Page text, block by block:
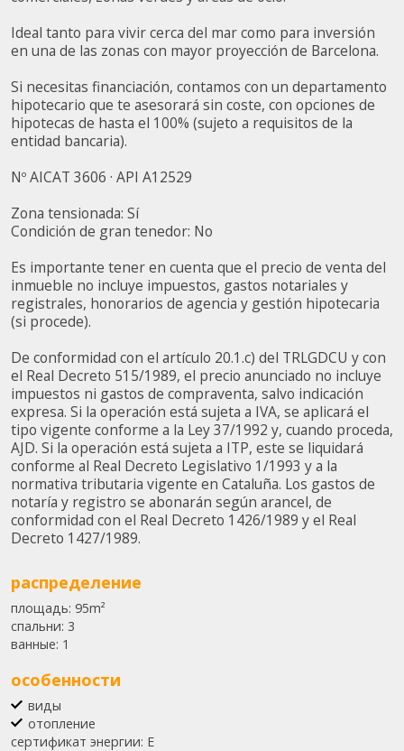
Ideal tanto para vivir cerca del mar como para inversión
en una de las zonas con mayor proyección de Barcelona.
Si necesitas financiación, contamos con un departamento
hipotecario que te asesorará sin coste, con opciones de
hipotecas de hasta el 100% (sujeto a requisitos de la
entidad bancaria).
Nº AICAT 3606 · API A12529
Zona tensionada: Sí
Condición de gran tenedor: No
Es importante tener en cuenta que el precio de venta del
inmueble no incluye impuestos, gastos notariales y
registrales, honorarios de agencia y gestión hipotecaria
(si procede).
De conformidad con el artículo 20.1.c) del TRLGDCU y con
el Real Decreto 515/1989, el precio anunciado no incluye
impuestos ni gastos de compraventa, salvo indicación
expresa. Si la operación está sujeta a IVA, se aplicará el
tipo vigente conforme a la Ley 37/1992 y, cuando proceda,
AJD. Si la operación está sujeta a ITP, este se liquidará
conforme al Real Decreto Legislativo 1/1993 y a la
normativa tributaria vigente en Cataluña. Los gastos de
notaría y registro se abonarán según arancel, de
conformidad con el Real Decreto 1426/1989 y el Real
Decreto 1427/1989.
распределение
площадь: 95m²
спальни: 3
ванные: 1
особенности
виды
отопление
сертификат энергии: E
Маркетинг и реклама
Эти файлы cookie используются для хранения
информации о предпочтениях и личном выборе
привычками просмотра. Благодаря им мы можем
узнать привычки просмотра на веб-сайте и отображать
рекламу, связанную с профилем просмотра
пользователя.